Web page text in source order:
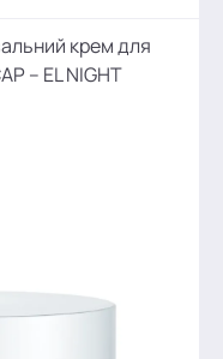
крем для
– EL NIGHT